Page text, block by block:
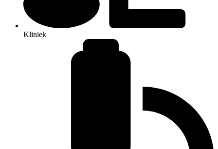
Kliniek